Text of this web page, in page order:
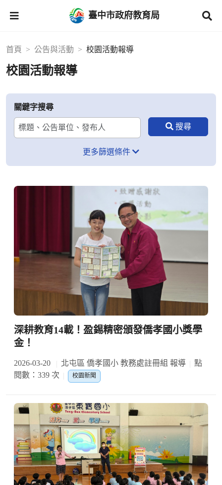
臺中市政府教育局
首頁 公告與活動 校園活動報導
校園活動報導
關鍵字搜尋
更多篩選條件
深耕教育14載！盈錫精密頒發僑孝國小獎學
金！
2026-03-20 北屯區 僑孝國小 教務處註冊組 報導
點
閱數：339 次
校園新聞